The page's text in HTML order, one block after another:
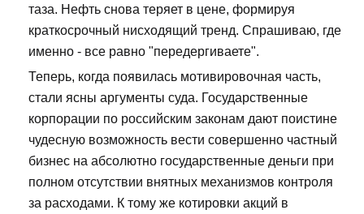
таза. Нефть снова теряет в цене, формируя
краткосрочный нисходящий тренд. Спрашиваю, где
именно - все равно "передергиваете".
Теперь, когда появилась мотивировочная часть,
стали ясны аргументы суда. Государственные
корпорации по российским законам дают поистине
чудесную возможность вести совершенно частный
бизнес на абсолютно государственные деньги при
полном отсутствии внятных механизмов контроля
за расходами. К тому же котировки акций в